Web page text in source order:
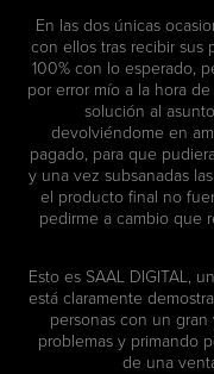
En las dos únicas
con ellos tras recibir sus
100% con lo esperado,
por error mío a la hora
solución al
devolviéndome en
pagado, para que
y una vez subsanadas
el producto final no
pedirme a cambio que
Esto es SAAL DIGITAL,
está claramente
personas con un
problemas y primando
de una